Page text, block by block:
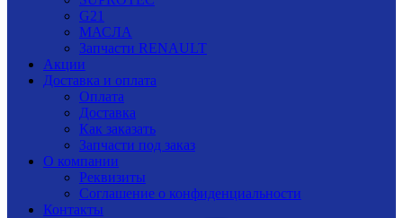
G21
МАСЛА
Запчасти RENAULT
Акции
Доставка и оплата
Оплата
Доставка
Как заказать
Запчасти под заказ
О компании
Реквизиты
Соглашение о конфиденциальности
Контакты